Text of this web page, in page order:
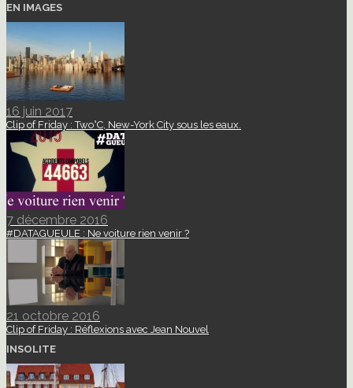
EN IMAGES
16 juin 2017
Clip of Friday : Two°C, New-York City sous les eaux.
7 décembre 2016
#DATAGUEULE : Ne voiture rien venir ?
21 octobre 2016
Clip of Friday : Réflexions avec Jean Nouvel
INSOLITE